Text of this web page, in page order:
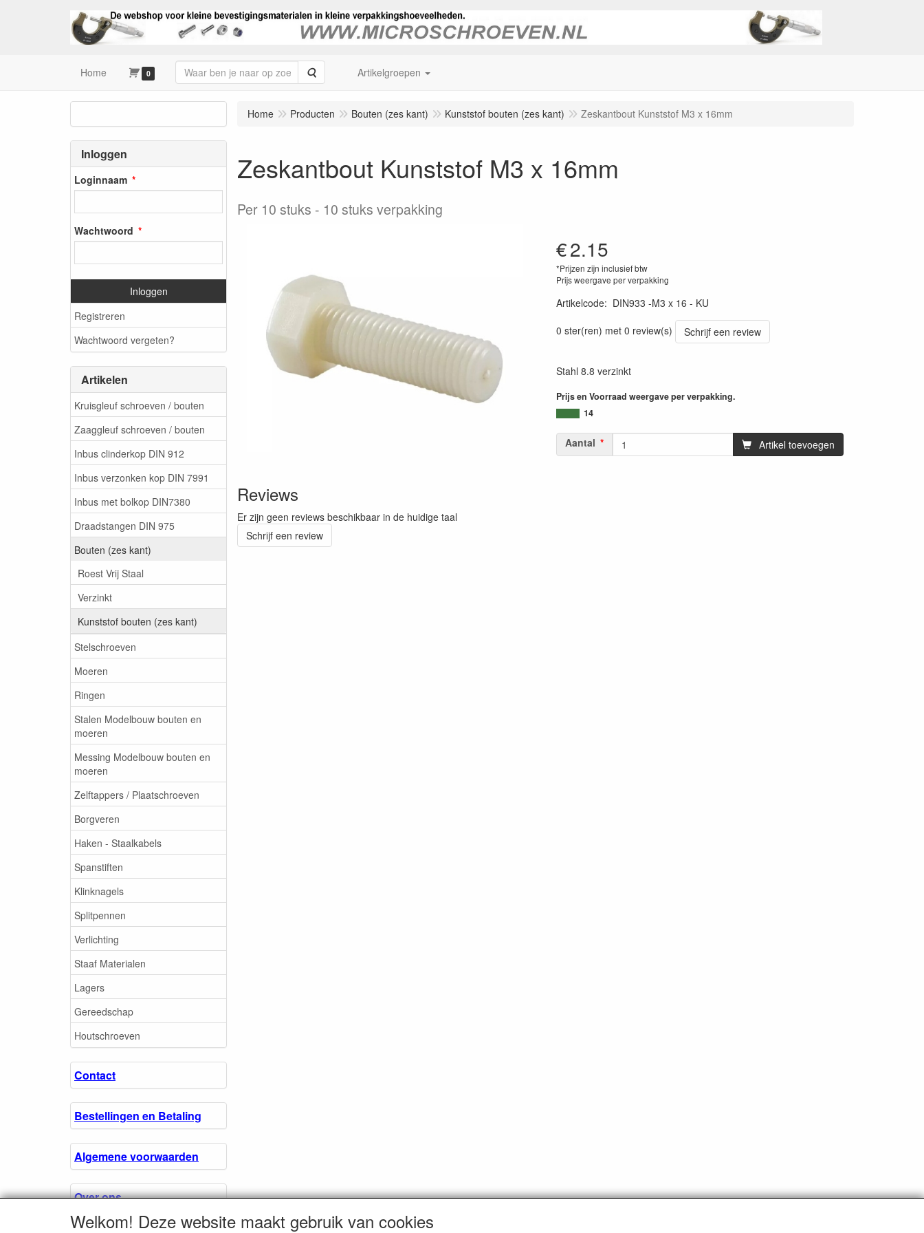
Home 0 Zoeken Artikelgroepen
Inloggen
Loginnaam
Wachtwoord
Inloggen
Registreren
Wachtwoord vergeten?
Artikelen
Kruisgleuf schroeven / bouten
Zaaggleuf schroeven / bouten
Inbus clinderkop DIN 912
Inbus verzonken kop DIN 7991
Inbus met bolkop DIN7380
Draadstangen DIN 975
Bouten (zes kant)
Roest Vrij Staal
Verzinkt
Kunststof bouten (zes kant)
Stelschroeven
Moeren
Ringen
Stalen Modelbouw bouten en
moeren
Messing Modelbouw bouten en
moeren
Zelftappers / Plaatschroeven
Borgveren
Haken - Staalkabels
Spanstiften
Klinknagels
Splitpennen
Verlichting
Staaf Materialen
Lagers
Gereedschap
Houtschroeven
Contact
Bestellingen en Betaling
Algemene voorwaarden
Over ons.
Home Producten Bouten (zes kant) Kunststof bouten (zes kant) Zeskantbout Kunststof M3 x 16mm
Zeskantbout Kunststof M3 x 16mm
Per 10 stuks 10 stuks verpakking
€2.15
*Prijzen zijn inclusief btw
Prijs weergave per verpakking
Artikelcode: DIN933 -M3 x 16 - KU
0 ster(ren) met 0 review(s)
Schrijf een review
Stahl 8.8 verzinkt
Prijs en Voorraad weergave per verpakking.
14
Aantal Artikel toevoegen
Reviews
Er zijn geen reviews beschikbaar in de huidige taal
Schrijf een review
Welkom! Deze website maakt gebruik van cookies